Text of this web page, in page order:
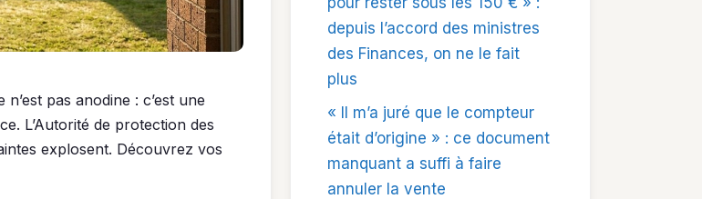
pas anodine : c’est une
L’Autorité de protection des
explosent. Découvrez vos
depuis l’accord des ministres
des Finances, on ne le fait
plus
« Il m’a juré que le compteur
était d’origine » : ce document
manquant a suffi à faire
annuler la vente